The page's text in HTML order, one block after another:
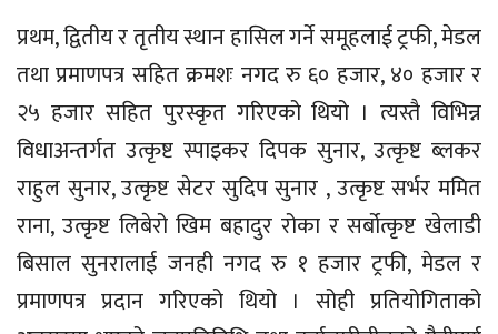
प्रथम, द्वितीय र तृतीय स्थान हासिल गर्ने समूहलाई ट्रफी, मेडल
तथा प्रमाणपत्र सहित क्रमशः नगद रु ६० हजार, ४० हजार र
२५ हजार सहित पुरस्कृत गरिएको थियो । त्यस्तै विभिन्न
विधाअन्तर्गत उत्कृष्ट स्पाइकर दिपक सुनार, उत्कृष्ट ब्लकर
राहुल सुनार, उत्कृष्ट सेटर सुदिप सुनार , उत्कृष्ट सर्भर ममित
राना, उत्कृष्ट लिबेरो खिम बहादुर रोका र सर्बोत्कृष्ट खेलाडी
बिसाल सुनरालाई जनही नगद रु १ हजार ट्रफी, मेडल र
प्रमाणपत्र प्रदान गरिएको थियो । सोही प्रतियोगिताको